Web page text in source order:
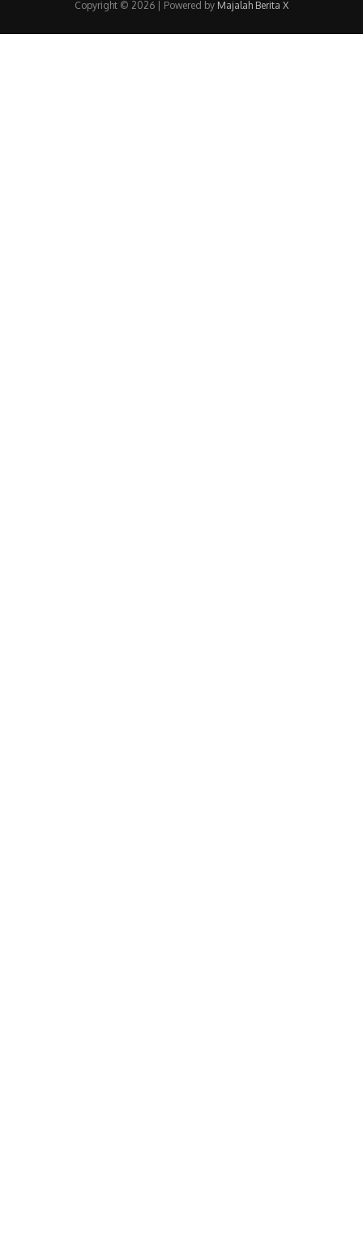
Copyright © 2026 | Powered by Majalah Berita X